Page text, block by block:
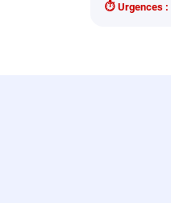
⏱ Urgences :